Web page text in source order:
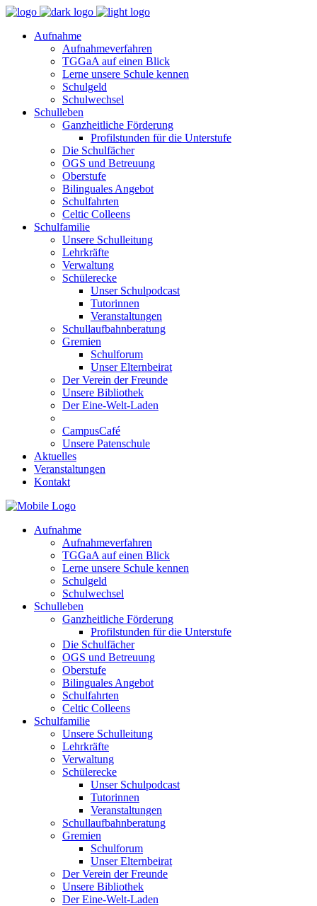
Aufnahme
Aufnahmeverfahren
TGGaA auf einen Blick
Lerne unsere Schule kennen
Schulgeld
Schulwechsel
Schulleben
Ganzheitliche Förderung
Profilstunden für die Unterstufe
Die Schulfächer
OGS und Betreuung
Oberstufe
Bilinguales Angebot
Schulfahrten
Celtic Colleens
Schulfamilie
Unsere Schulleitung
Lehrkräfte
Verwaltung
Schülerecke
Unser Schulpodcast
Tutorinnen
Veranstaltungen
Schullaufbahnberatung
Gremien
Schulforum
Unser Elternbeirat
Der Verein der Freunde
Unsere Bibliothek
Der Eine-Welt-Laden
CampusCafé
Unsere Patenschule
Aktuelles
Veranstaltungen
Kontakt
Aufnahme
Aufnahmeverfahren
TGGaA auf einen Blick
Lerne unsere Schule kennen
Schulgeld
Schulwechsel
Schulleben
Ganzheitliche Förderung
Profilstunden für die Unterstufe
Die Schulfächer
OGS und Betreuung
Oberstufe
Bilinguales Angebot
Schulfahrten
Celtic Colleens
Schulfamilie
Unsere Schulleitung
Lehrkräfte
Verwaltung
Schülerecke
Unser Schulpodcast
Tutorinnen
Veranstaltungen
Schullaufbahnberatung
Gremien
Schulforum
Unser Elternbeirat
Der Verein der Freunde
Unsere Bibliothek
Der Eine-Welt-Laden